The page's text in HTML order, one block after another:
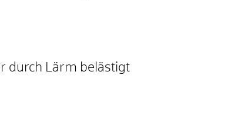
durch Lärm belästigt